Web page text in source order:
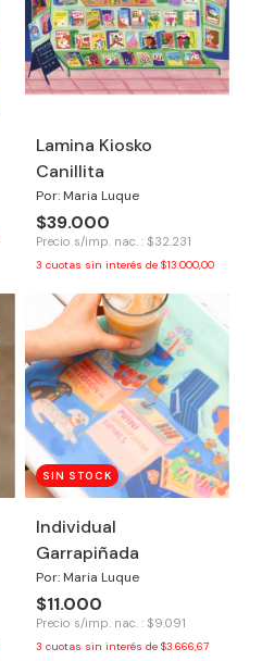
Lamina Kiosko
Canillita
Por: Maria Luque
$39.000
Precio s/imp. nac. : $32.231
3 cuotas sin interés de $13.000,00
SIN STOCK
Individual
Garrapiñada
Por: Maria Luque
$11.000
Precio s/imp. nac. : $9.091
3 cuotas sin interés de $3.666,67